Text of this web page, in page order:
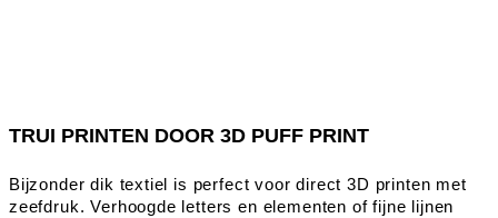
TRUI PRINTEN DOOR 3D PUFF PRINT
Bijzonder dik textiel is perfect voor direct 3D printen met
zeefdruk. Verhoogde letters en elementen of fijne lijnen